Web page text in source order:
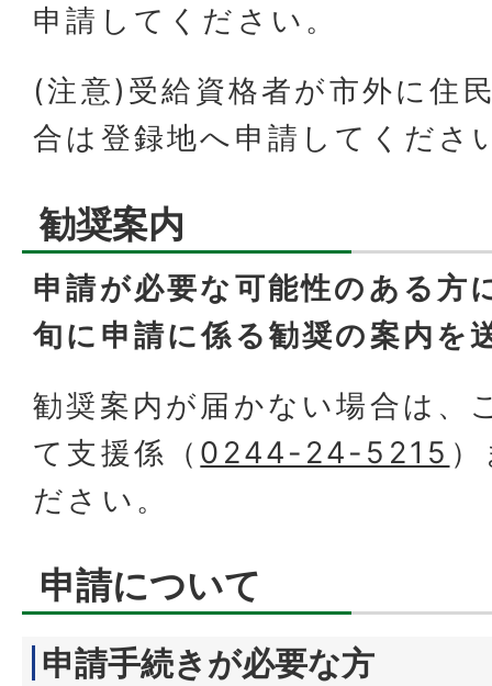
申請してください。
(注意)受給資格者が市外に住
合は登録地へ申請してくださ
勧奨案内
申請が必要な可能性のある方
旬に申請に係る勧奨の案内を
勧奨案内が届かない場合は、
て支援係（ 0244-24-5215
ださい。
申請について
申請手続きが必要な方